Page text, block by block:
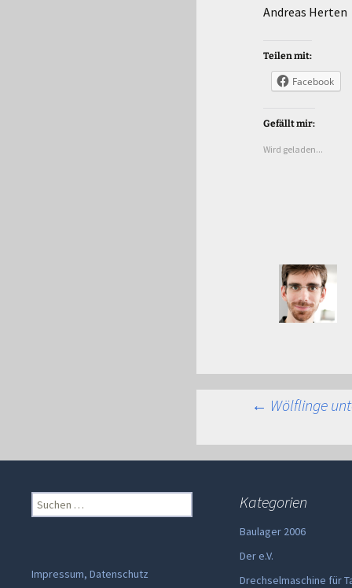
Andreas Herten
Teilen mit:
Facebook
Gefällt mir:
Wird geladen...
← Wölflinge
Suchen
nach:
Kategorien
Baulager 2006
Der e.V.
Drechselmaschine für
Impressum, Datenschutz